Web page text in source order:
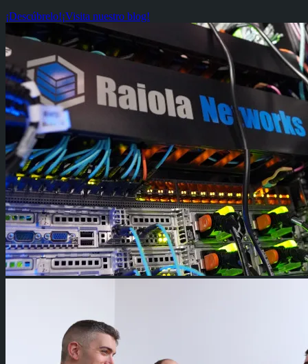
¡Descúbrelo!¡Visita nuestro blog!